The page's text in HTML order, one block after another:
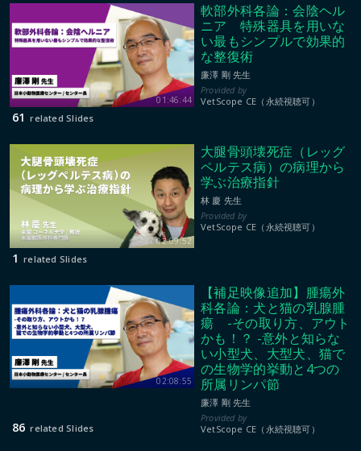
01:46:44
軟部外科各論：会陰ヘル
ニア 特殊器具を用いな
い最もシンプルで効果的
な整復術
廉澤 剛 先生
VetScope CE（永続視聴可）
61 related Slides
02:09:52
大腿骨頭壊死症（レッグ
ペルテス病）の病理から
学ぶ治療指針
林 慶 先生
VetScope CE（永続視聴可）
1 related Slides
02:08:55
【補足映像追加】腫瘍外
科各論：犬と猫の乳腺腫
瘍 -その取り方、アウト
かも！？ -意外と知らな
い小型犬、大型犬、猫で
の生物学的挙動と4つの
所属リンパ節
廉澤 剛 先生
VetScope CE（永続視聴可）
86 related Slides